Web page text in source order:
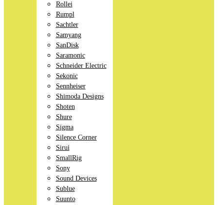
Rollei
Rumpl
Sachtler
Samyang
SanDisk
Saramonic
Schneider Electric
Sekonic
Sennheiser
Shimoda Designs
Shoten
Shure
Sigma
Silence Corner
Sirui
SmallRig
Sony
Sound Devices
Sublue
Suunto